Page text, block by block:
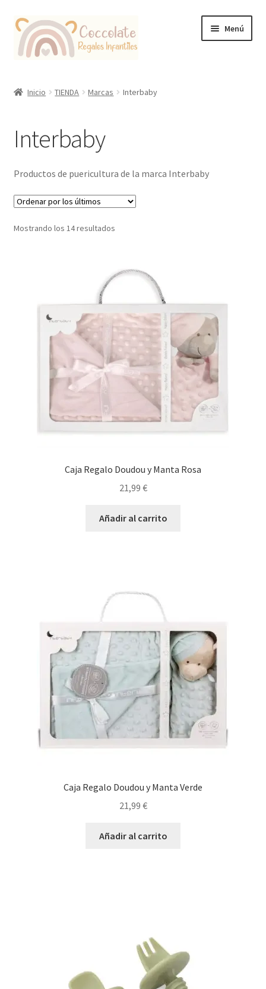
Ir
la
Ir
contenido
Menú
Inicio TIENDA Marcas Interbaby
Interbaby
Productos de puericultura de la marca Interbaby
Mostrando los 14 resultadosOrdenado
últimos
Caja Regalo Doudou y Manta Rosa
21,99 €
Añadir al carrito
Caja Regalo Doudou y Manta Verde
21,99 €
Añadir al carrito